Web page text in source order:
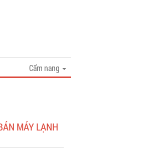
Cẩm nang
MÁY LẠNH